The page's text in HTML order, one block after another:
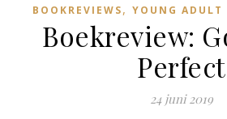
BOOKREVIEWS, YOUNG ADULT
Boekreview:
Perfect
24 juni 2019